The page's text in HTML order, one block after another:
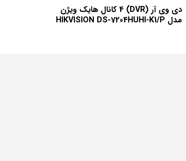
دی وی آر (DVR) 4 کانال هایک ویژن
مدل HIKVISION DS-7204HUHI-K1/P